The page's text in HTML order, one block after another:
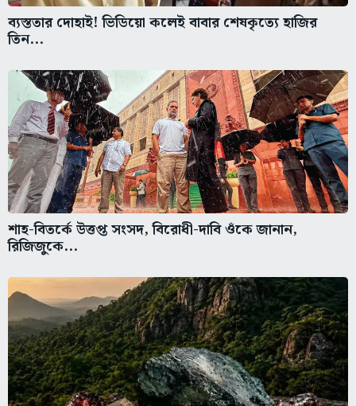
ব্যস্ততার দোহাই! ভিডিয়ো কলেই বাবার শেষকৃত্যে হাজির
তিন...
শাহ-বিতর্কে উত্তপ্ত সংসদ, বিরোধী-দাবি ওঁকে জানান,
রিজিজুকে...